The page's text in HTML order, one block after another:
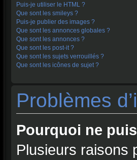
Puis-je utiliser le HTML ?
Que sont les smileys ?
Puis-je publier des images ?
Que sont les annonces globales ?
Que sont les annonces ?
Que sont les post-it ?
Que sont les sujets verrouillés ?
Que sont les icônes de sujet ?
Problèmes
Pourquoi ne
Plusieurs raisons